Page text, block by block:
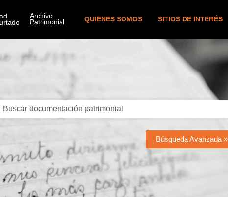
QUIENES SOMOS SITIOS DE INTERÉS
Búsqueda Avanzada »